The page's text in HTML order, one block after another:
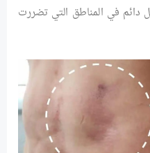
دائم في المناطق التي تضررت